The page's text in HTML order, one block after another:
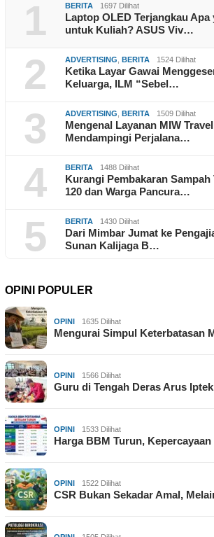
1 BERITA 1697 Dilihat
Laptop OLED Terjangkau Apa
untuk Kuliah? ASUS Viv…
2 ADVERTISING BERITA 1524 Dilihat
Ketika Layar Gawai
Keluarga, ILM “Sebel…
3 ADVERTISING BERITA 1509 Dilihat
Mengenal Layanan MIW
Mendampingi Perjalana…
4 BERITA 1488 Dilihat
Kurangi Pembakaran Sampah
120 dan Warga Pancura…
5 BERITA 1430 Dilihat
Dari Mimbar Jumat ke
Sunan Kalijaga B…
OPINI POPULER
OPINI 1635 Dilihat
Mengurai Simpul Keterbatasan
OPINI 1566 Dilihat
Guru di Tengah Deras Arus
OPINI 1533 Dilihat
Harga BBM Turun,
OPINI 1522 Dilihat
CSR Bukan Sekadar Amal,